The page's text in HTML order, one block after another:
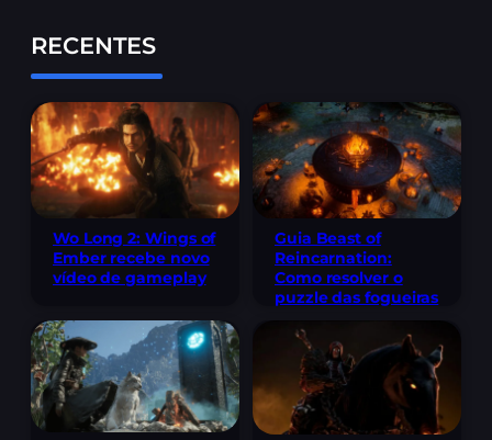
RECENTES
Wo Long 2: Wings of
Ember recebe novo
vídeo de gameplay
Guia Beast of
Reincarnation:
Como resolver o
puzzle das fogueiras